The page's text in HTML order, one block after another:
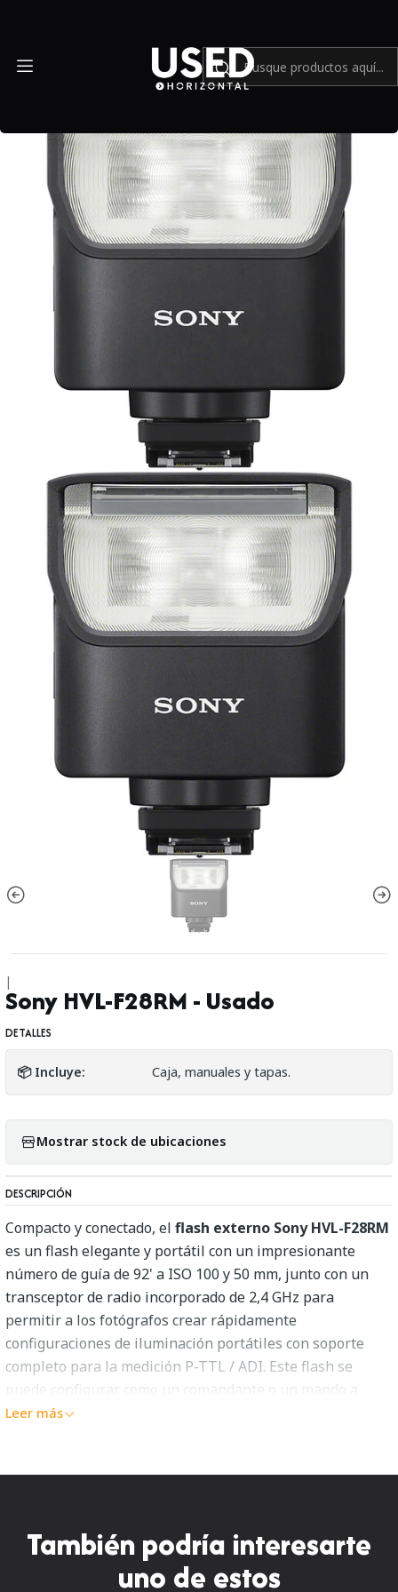
|
Sony HVL-F28RM - Usado
DETALLES
📦 Incluye: Caja, manuales y tapas.
Mostrar stock de ubicaciones
DESCRIPCIÓN
Compacto y conectado, el flash externo Sony HVL-F28RM
es un flash elegante y portátil con un impresionante
número de guía de 92' a ISO 100 y 50 mm, junto con un
transceptor de radio incorporado de 2,4 GHz para
permitir a los fotógrafos crear rápidamente
configuraciones de iluminación portátiles con soporte
completo para la medición P-TTL / ADI. Este flash se
puede configurar como un comandante o un mando a
distancia que sea totalmente compatible con los
con hasta 15 flashes en cinco grupos. En cuanto a su
la serie a7 y tiene un cabezal basculante de 0 a 120° para
un control flexible del rebote. Además, luce una
Leer más
También podría interesarte
uno de estos